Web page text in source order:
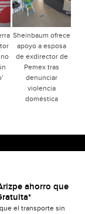
no
Sheinbaum ofrece
apoyo a esposa
de exdirector de
Pemex tras
denunciar
violencia
doméstica
ahorro que
el transporte sin